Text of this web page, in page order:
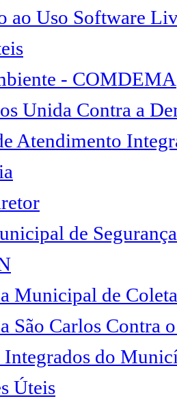
ao Uso Software
- COMDEMA
Unida Contra a
Atendimento
de
Municipal de
São Carlos Contra
Integrados do
Úteis